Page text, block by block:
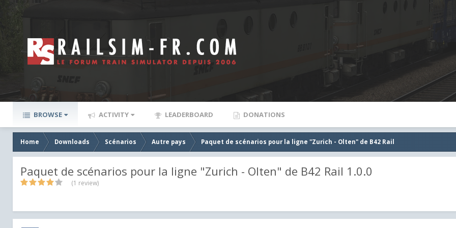
BROWSE ACTIVITY LEADERBOARD DONATIONS
Home Downloads Scénarios Autre pays Paquet de scénarios pour la ligne "Zurich - Olten" de B42 Rail
Paquet de scénarios pour la ligne "Zurich - Olten" de B42 Rail 1.0.0
(1 review)